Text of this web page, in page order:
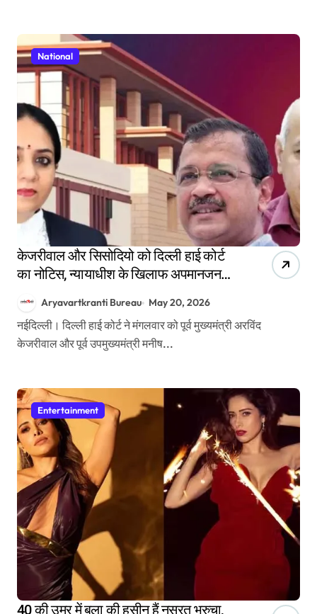
National
केजरीवाल और सिसोदियो को दिल्ली हाई कोर्ट
का नोटिस, न्यायाधीश के खिलाफ अपमानजनक
Aryavartkranti Bureau May 20, 2026
नईदिल्ली। दिल्ली हाई कोर्ट ने मंगलवार को पूर्व मुख्यमंत्री अरविंद
केजरीवाल और पूर्व उपमुख्यमंत्री मनीष...
Entertainment
40 की उम्र में बला की हसीन हैं नुसरत भरुचा,